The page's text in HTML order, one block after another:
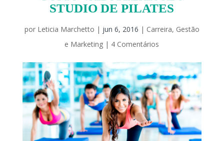
STUDIO DE PILATES
por Leticia Marchetto | jun 6, 2016 | Carreira, Gestão
e Marketing | 4 Comentários